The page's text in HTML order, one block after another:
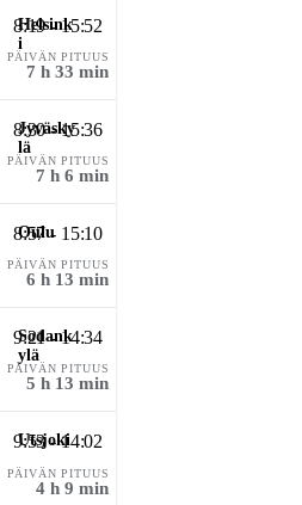
8:19 - 15:52
PÄIVÄN PITUUS
7 h 33 min
8:30 - 15:36
PÄIVÄN PITUUS
7 h 6 min
8:57 - 15:10
PÄIVÄN PITUUS
6 h 13 min
9:21 - 14:34
PÄIVÄN PITUUS
5 h 13 min
9:53 - 14:02
PÄIVÄN PITUUS
4 h 9 min